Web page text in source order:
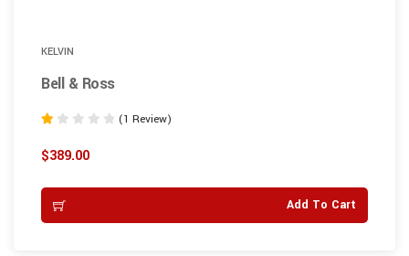
KELVIN
Bell & Ross
1.00
sur
5
(1 Review)
$389.00
Add To Cart